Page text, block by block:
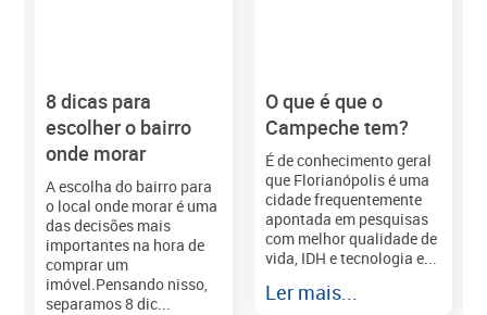
8 dicas para
escolher o bairro
onde morar
A escolha do bairro para
o local onde morar é uma
das decisões mais
importantes na hora de
comprar um
imóvel.Pensando nisso,
separamos 8 dic...
O que é que o
Campeche tem?
É de conhecimento geral
que Florianópolis é uma
cidade frequentemente
apontada em pesquisas
com melhor qualidade de
vida, IDH e tecnologia e...
Ler mais...